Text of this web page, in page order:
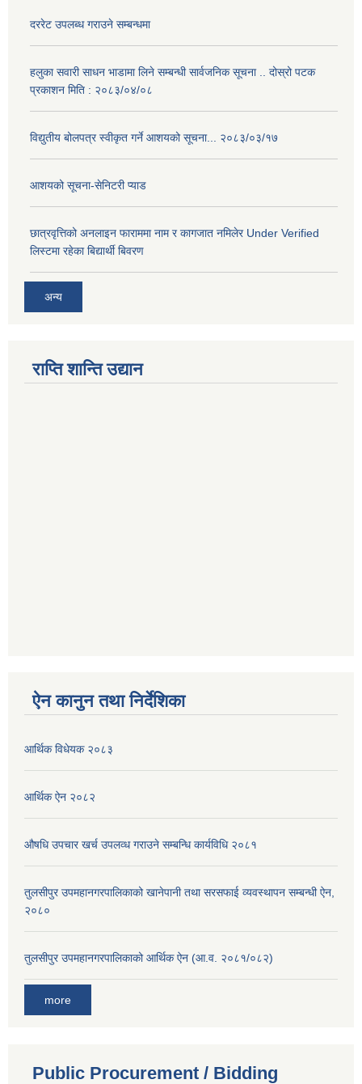
दररेट उपलब्ध गराउने सम्बन्धमा
हलुका सवारी साधन भाडामा लिने सम्बन्धी सार्वजनिक सूचना .. दोस्रो पटक
प्रकाशन मिति : २०८३/०४/०८
विद्युतीय बोलपत्र स्वीकृत गर्ने आशयको सूचना... २०८३/०३/१७
आशयको सूचना-सेनिटरी प्याड
छात्रवृत्तिको अनलाइन फाराममा नाम र कागजात नमिलेर Under Verified
लिस्टमा रहेका बिद्यार्थी बिवरण
अन्य
राप्ति शान्ति उद्यान
ऐन कानुन तथा निर्देशिका
आर्थिक विधेयक २०८३
आर्थिक ऐन २०८२
औषधि उपचार खर्च उपलव्ध गराउने सम्बन्धि कार्यविधि २०८१
तुलसीपुर उपमहानगरपालिकाको खानेपानी तथा सरसफाई व्यवस्थापन सम्बन्धी ऐन,
२०८०
तुलसीपुर उपमहानगरपालिकाको आर्थिक ऐन (आ.व. २०८१/०८२)
more
Public Procurement / Bidding